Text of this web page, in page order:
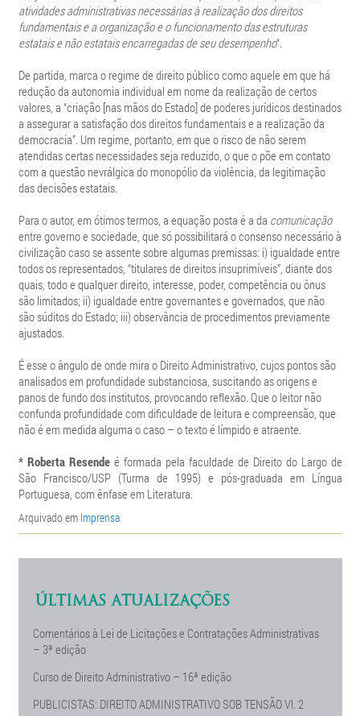
atividades administrativas necessárias à realização dos direitos
fundamentais e a organização e o funcionamento das estruturas
estatais e não estatais encarregadas de seu desempenho“.
De partida, marca o regime de direito público como aquele em que há
redução da autonomia individual em nome da realização de certos
valores, a “criação [nas mãos do Estado] de poderes jurídicos destinados
a assegurar a satisfação dos direitos fundamentais e a realização da
democracia”. Um regime, portanto, em que o risco de não serem
atendidas certas necessidades seja reduzido, o que o põe em contato
com a questão nevrálgica do monopólio da violência, da legitimação
das decisões estatais.
Para o autor, em ótimos termos, a equação posta é a da comunicação
entre governo e sociedade, que só possibilitará o consenso necessário à
civilização caso se assente sobre algumas premissas: i) igualdade entre
todos os representados, “titulares de direitos insuprimíveis”, diante dos
quais, todo e qualquer direito, interesse, poder, competência ou ônus
são limitados; ii) igualdade entre governantes e governados, que não
são súditos do Estado; iii) observância de procedimentos previamente
ajustados.
É esse o ângulo de onde mira o Direito Administrativo, cujos pontos são
analisados em profundidade substanciosa, suscitando as origens e
panos de fundo dos institutos, provocando reflexão. Que o leitor não
confunda profundidade com dificuldade de leitura e compreensão, que
não é em medida alguma o caso – o texto é límpido e atraente.
* Roberta Resendeé formada pela faculdade de Direito do Largo de
São Francisco/USP (Turma de 1995) e pós-graduada em Língua
Portuguesa, com ênfase em Literatura.
Arquivado em Imprensa
ÚLTIMAS ATUALIZAÇÕES
Comentários à Lei de Licitações e Contratações Administrativas
– 3ª edição
Curso de Direito Administrativo – 16ª edição
PUBLICISTAS: DIREITO ADMINISTRATIVO SOB TENSÃO Vl. 2